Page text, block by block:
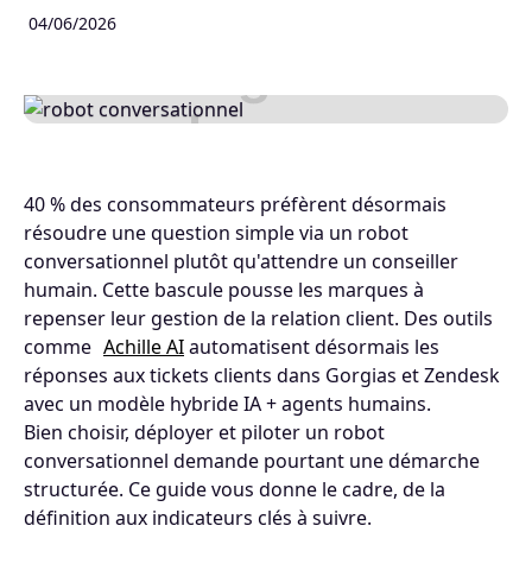
04/06/2026
40 % des consommateurs préfèrent désormais
résoudre une question simple via un robot
conversationnel plutôt qu'attendre un conseiller
humain. Cette bascule pousse les marques à
repenser leur gestion de la relation client. Des outils
comme Achille AIautomatisent désormais les
réponses aux tickets clients dans Gorgias et Zendesk
avec un modèle hybride IA + agents humains.
Bien choisir, déployer et piloter un robot
conversationnel demande pourtant une démarche
structurée. Ce guide vous donne le cadre, de la
définition aux indicateurs clés à suivre.